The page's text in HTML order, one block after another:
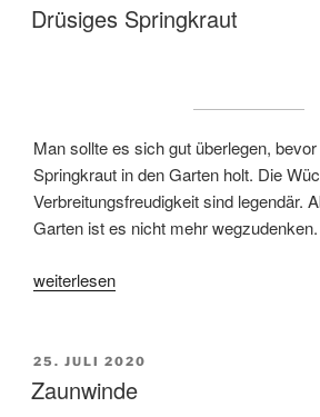
AM
Drüsiges Springkraut
Man sollte es sich gut überlegen,
Springkraut in den Garten holt. Die
Verbreitungsfreudigkeit sind legendär.
Garten ist es nicht mehr wegzudenken.
„Drüsiges
weiterlesen
VERÖFFENTLICHT
AM
25. JULI 2020
Zaunwinde